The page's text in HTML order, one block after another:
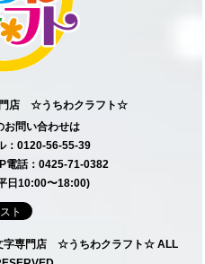
門店 ☆うちわクラフト☆
お問い合わせは
：0120-56-55-39
電話：0425-71-0382
日10:00〜18:00)
字専門店 ☆うちわクラフト☆ ALL